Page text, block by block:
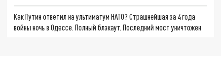
Как Путин ответил на ультиматум НАТО? Страшнейшая за 4 года
войны ночь в Одессе. Полный блэкаут. Последний мост уничтожен